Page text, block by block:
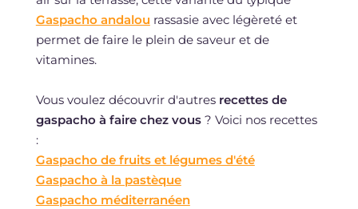
Gaspacho andalou rassasie avec légèreté et
permet de faire le plein de saveur et de
vitamines.
Vous voulez découvrir d'autres recettes de
gaspacho à faire chez vous? Voici nos recettes
:
Gaspacho de fruits et légumes d'été
Gaspacho à la pastèque
Gaspacho méditerranéen